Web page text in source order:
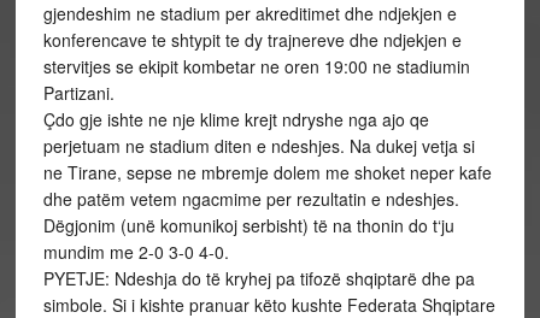
gjendeshim ne stadium per akreditimet dhe ndjekjen e
konferencave te shtypit te dy trajnereve dhe ndjekjen e
stervitjes se ekipit kombetar ne oren 19:00 ne stadiumin
Partizani.
Çdo gje ishte ne nje klime krejt ndryshe nga ajo qe
perjetuam ne stadium diten e ndeshjes. Na dukej vetja si
ne Tirane, sepse ne mbremje dolem me shoket neper kafe
dhe patëm vetem ngacmime per rezultatin e ndeshjes.
Dëgjonim (unë komunikoj serbisht) të na thonin do t‘ju
mundim me 2-0 3-0 4-0.
PYETJE: Ndeshja do të kryhej pa tifozë shqiptarë dhe pa
simbole. Si i kishte pranuar këto kushte Federata Shqiptare